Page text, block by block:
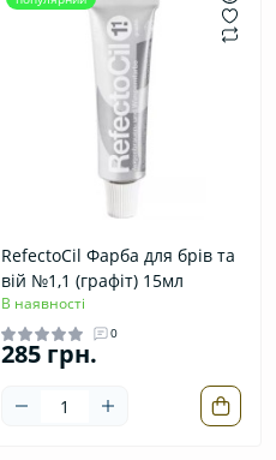
RefectoCil Фарба для брів та
вій №1,1 (графіт) 15мл
В наявності
0
285 грн.